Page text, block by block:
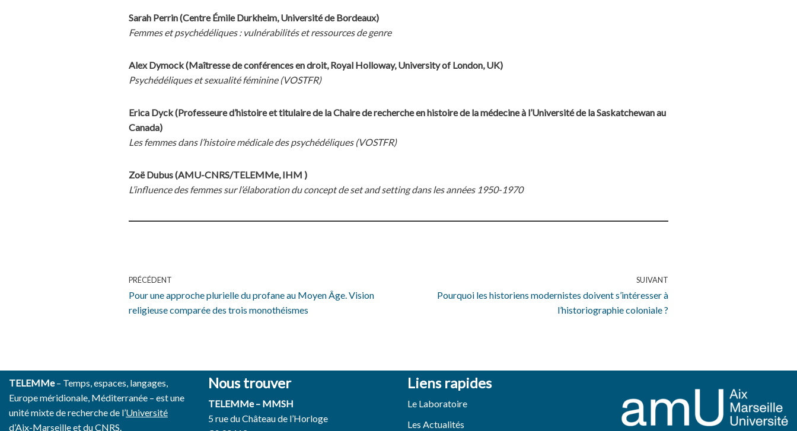
Sarah Perrin (Centre Émile Durkheim, Université de Bordeaux)
Femmes et psychédéliques : vulnérabilités et ressources de genre
Alex Dymock (Maîtresse de conférences en droit, Royal Holloway, University of London, UK)
Psychédéliques et sexualité féminine (VOSTFR)
Erica Dyck (Professeure d’histoire et titulaire de la Chaire de recherche en histoire de la médecine à l’Université de la Saskatchewan au
Canada)
Les femmes dans l’histoire médicale des psychédéliques (VOSTFR)
Zoë Dubus (AMU-CNRS/TELEMMe, IHM )
L’influence des femmes sur l’élaboration du concept de set and setting dans les années 1950-1970
PRÉCÉDENT
Pour une approche plurielle du profane au Moyen Âge. Vision
religieuse comparée des trois monothéismes
SUIVANT
Pourquoi les historiens modernistes doivent s’intéresser à
l’historiographie coloniale ?
TELEMMe– Temps, espaces, langages,
Europe méridionale, Méditerranée – est une
unité mixte de recherche de l’Université
d’Aix-Marseilleet duCNRS.
Nous trouver
TELEMMe – MMSH
5 rue du Château de l’Horloge
Liens rapides
Le Laboratoire
Les Actualités